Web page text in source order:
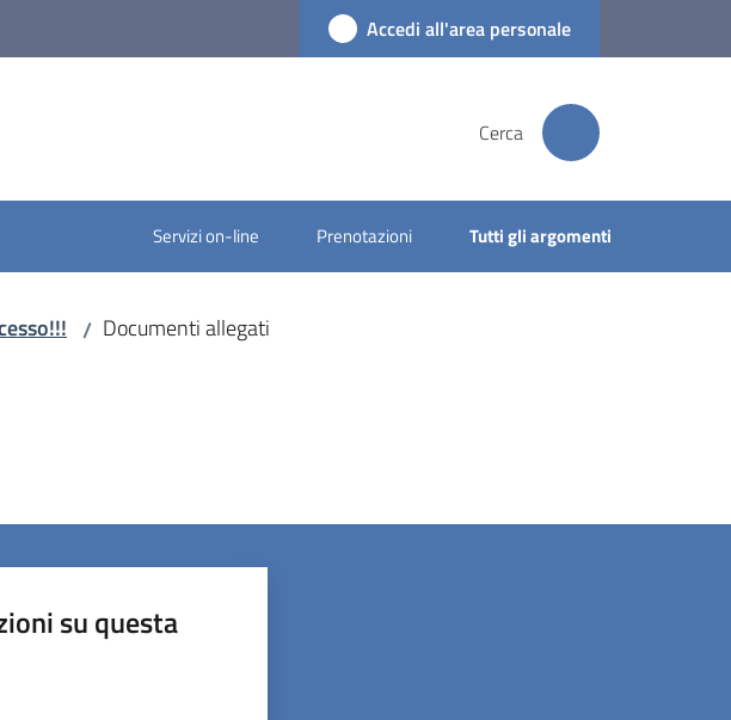
Accedi all'area personale
Cerca
Servizi on-line Prenotazioni Tutti gli argomenti
/ Documenti allegati
su questa